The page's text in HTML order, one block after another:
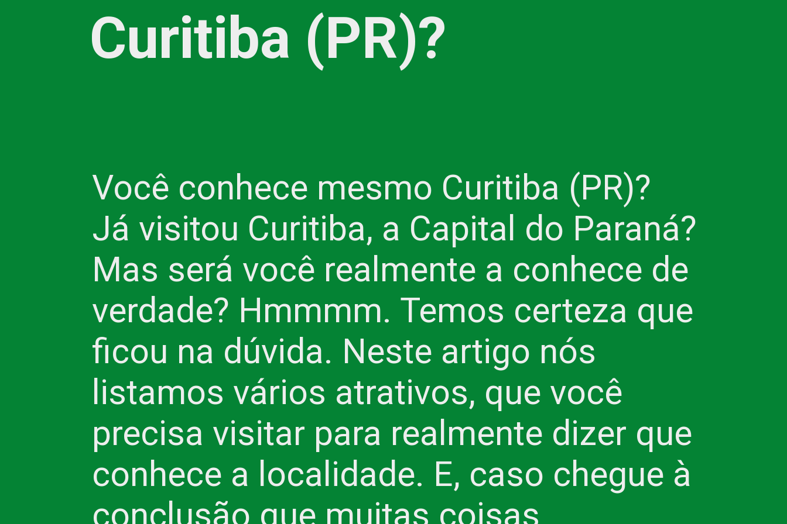
Curitiba (PR)?
Você conhece mesmo Curitiba (PR)?
Já visitou Curitiba, a Capital do Paraná?
Mas será você realmente a conhece de
verdade? Hmmmm. Temos certeza que
ficou na dúvida. Neste artigo nós
listamos vários atrativos, que você
precisa visitar para realmente dizer que
conhece a localidade. E, caso chegue à
conclusão que muitas coisas